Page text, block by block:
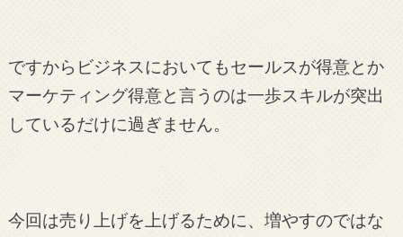
ですからビジネスにおいてもセールスが得意とか
マーケティング得意と言うのは一歩スキルが突出
しているだけに過ぎません。
今回は売り上げを上げるために、増やすのではな